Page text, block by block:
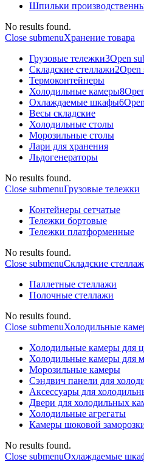
Шпильки
No results found.
Close submenuХранение товара
Грузовые тележки3Open
Складские стеллажи2Open
Термоконтейнеры
Холодильные камеры8
Охлаждаемые шкафы6
Весы складские
Холодильные столы
Морозильные столы
Лари для хранения
Льдогенераторы
No results found.
Close submenuГрузовые тележки
Контейнеры сетчатые
Тележки бортовые
Тележки платформенные
No results found.
Close submenuСкладские
Паллетные стеллажи
Полочные стеллажи
No results found.
Close submenuХолодильные
Холодильные камеры для
Холодильные камеры для
Морозильные камеры
Сэндвич панели для
Аксессуары для
Двери для холодильных
Холодильные агрегаты
Камеры шоковой
No results found.
Close submenuОхлаждаемые